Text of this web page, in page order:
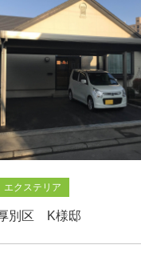
エクステリア
別区 K様邸